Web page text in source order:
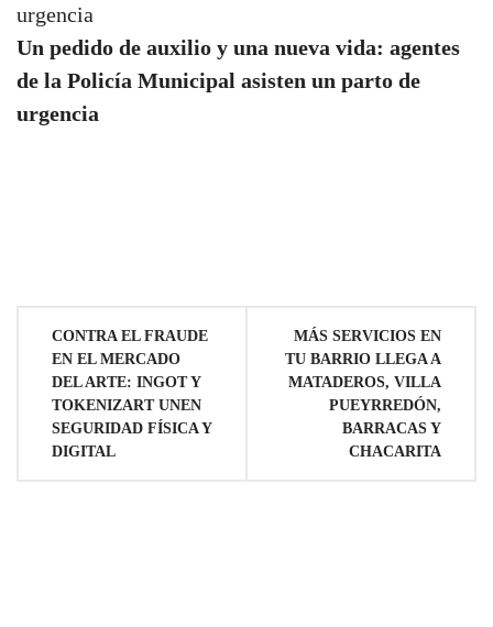
Un pedido de auxilio y una nueva vida: agentes
de la Policía Municipal asisten un parto de
urgencia
Navegación
entradas
CONTRA EL FRAUDE
EN EL MERCADO
DEL ARTE: INGOT Y
TOKENIZART UNEN
SEGURIDAD FÍSICA Y
DIGITAL
MÁS SERVICIOS EN
TU BARRIO LLEGA A
MATADEROS, VILLA
PUEYRREDÓN,
BARRACAS Y
CHACARITA